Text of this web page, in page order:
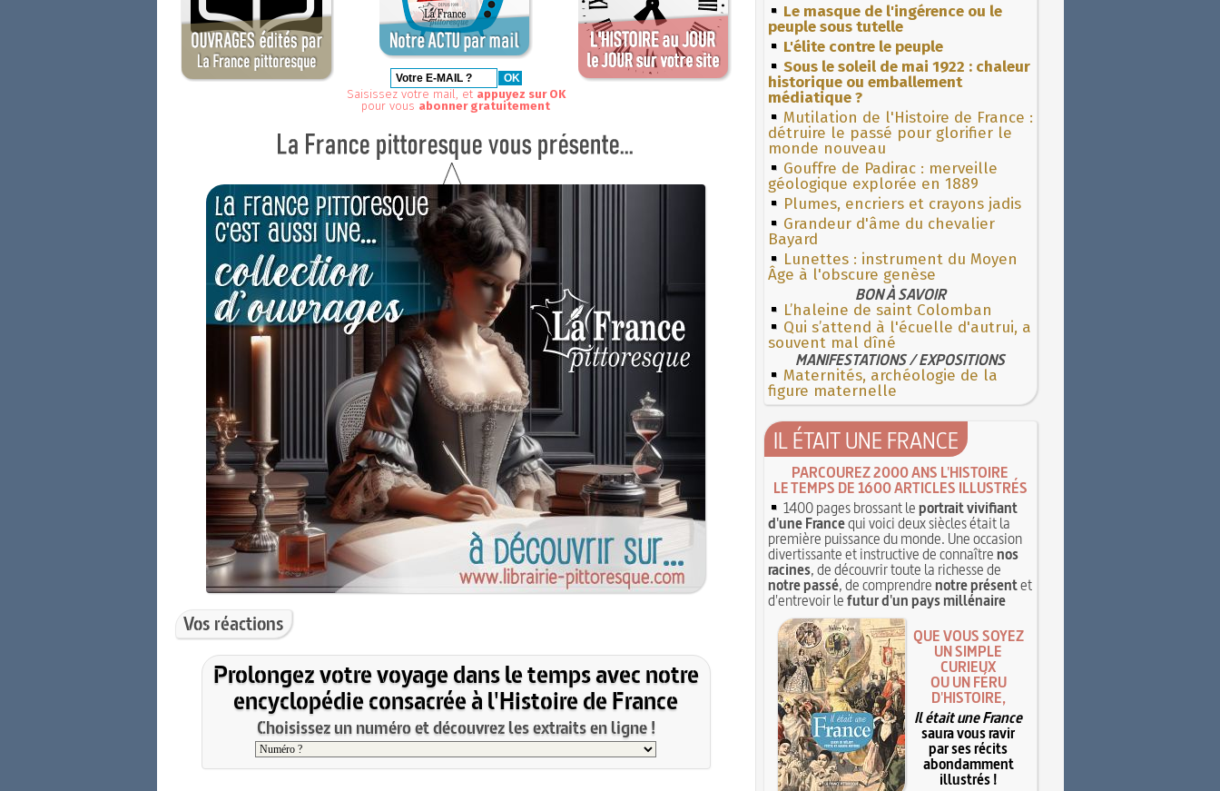
Saisissez votre mail, et appuyez sur OK
pour vous abonner gratuitement
Vos réactions
Prolongez votre voyage dans le temps avec notre
encyclopédie consacrée à l'Histoire de France
Choisissez un numéro et découvrez les extraits en ligne !
Le masque de l'ingérence ou le
peuple sous tutelle
L'élite contre le peuple
Sous le soleil de mai 1922 : chaleur
historique ou emballement
médiatique ?
Mutilation de l'Histoire de France :
détruire le passé pour glorifier le
monde nouveau
Gouffre de Padirac : merveille
géologique explorée en 1889
Plumes, encriers et crayons jadis
Grandeur d'âme du chevalier
Bayard
Lunettes : instrument du Moyen
Âge à l'obscure genèse
BON À SAVOIR
L’haleine de saint Colomban
Qui s’attend à l'écuelle d'autrui, a
souvent mal dîné
MANIFESTATIONS / EXPOSITIONS
Maternités, archéologie de la
figure maternelle
IL ÉTAIT UNE FRANCE
PARCOUREZ 2000 ANS L'HISTOIRE
LE TEMPS DE 1600 ARTICLES ILLUSTRÉS
1400 pages brossant leportrait vivifiant
d'une Francequi voici deux siècles était la
première puissance du monde. Une occasion
divertissante et instructive de connaîtrenos
racines, de découvrir toute la richesse de
notre passé, de comprendrenotre présentet
d'entrevoir lefutur d'un pays millénaire
QUE VOUS SOYEZ
UN SIMPLE
CURIEUX
OU UN FÉRU
D'HISTOIRE,
Il était une France
saura vous ravir
par ses récits
abondamment
illustrés !